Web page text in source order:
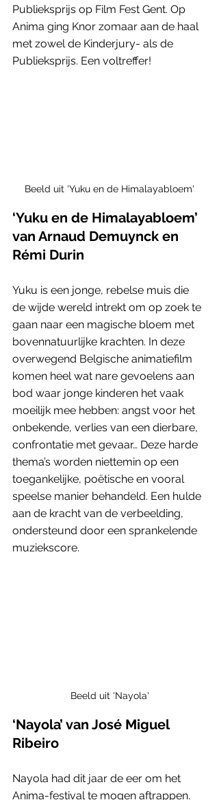
Publieksprijs op Film Fest Gent. Op
Anima ging Knor zomaar aan de haal
met zowel de Kinderjury- als de
Publieksprijs. Een voltreffer!
Beeld uit 'Yuku en de Himalayabloem'
‘Yuku en de Himalayabloem’
van Arnaud Demuynck en
Rémi Durin
Yuku is een jonge, rebelse muis die
de wijde wereld intrekt om op zoek te
gaan naar een magische bloem met
bovennatuurlijke krachten. In deze
overwegend Belgische animatiefilm
komen heel wat nare gevoelens aan
bod waar jonge kinderen het vaak
moeilijk mee hebben: angst voor het
onbekende, verlies van een dierbare,
confrontatie met gevaar… Deze harde
thema’s worden niettemin op een
toegankelijke, poëtische en vooral
speelse manier behandeld. Een hulde
aan de kracht van de verbeelding,
ondersteund door een sprankelende
muziekscore.
Beeld uit 'Nayola'
‘Nayola’ van José Miguel
Ribeiro
Nayola had dit jaar de eer om het
Anima-festival te mogen aftrappen.